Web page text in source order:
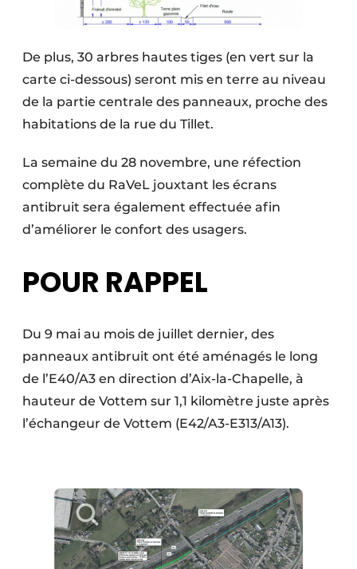
De plus, 30 arbres hautes tiges (en vert sur la
carte ci-dessous) seront mis en terre au niveau
de la partie centrale des panneaux, proche des
habitations de la rue du Tillet.
La semaine du 28 novembre, une réfection
complète du RaVeL jouxtant les écrans
antibruit sera également effectuée afin
d’améliorer le confort des usagers.
POUR RAPPEL
Du 9 mai au mois de juillet dernier, des
panneaux antibruit ont été aménagés le long
de l’E40/A3 en direction d’Aix-la-Chapelle, à
hauteur de Vottem sur 1,1 kilomètre juste après
l’échangeur de Vottem (E42/A3-E313/A13).